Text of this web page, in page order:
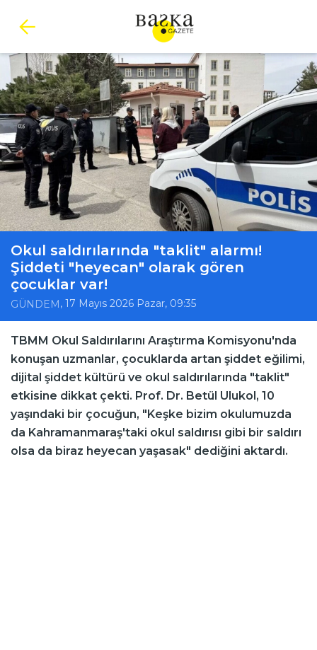
Okul saldırılarında "taklit" alarmı!
Şiddeti "heyecan" olarak gören
çocuklar var!
GÜNDEM , 17 Mayıs 2026 Pazar, 09:35
TBMM Okul Saldırılarını Araştırma Komisyonu'nda
konuşan uzmanlar, çocuklarda artan şiddet eğilimi,
dijital şiddet kültürü ve okul saldırılarında "taklit"
etkisine dikkat çekti. Prof. Dr. Betül Ulukol, 10
yaşındaki bir çocuğun, "Keşke bizim okulumuzda
da Kahramanmaraş'taki okul saldırısı gibi bir saldırı
olsa da biraz heyecan yaşasak" dediğini aktardı.